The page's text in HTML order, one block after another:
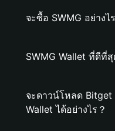
จะซื้อ SWMG อย่างไ
SWMG Wallet ที่ดีที่
จะดาวน์โหลด Bitget
Wallet ได้อย่างไร？